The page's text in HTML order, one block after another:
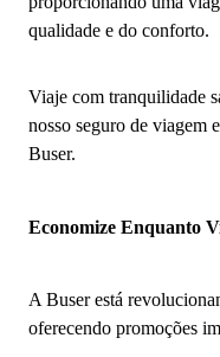
qualidade e do conforto.
Viaje com tranquilidade
nosso seguro de viagem
Buser.
Economize Enquanto
A Buser está
oferecendo promoções